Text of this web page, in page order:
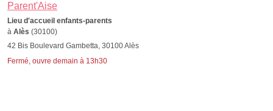
Parent'Aise
Lieu d'accueil enfants-parents
à Alès (30100)
42 Bis Boulevard Gambetta, 30100 Alès
Fermé, ouvre demain à 13h30